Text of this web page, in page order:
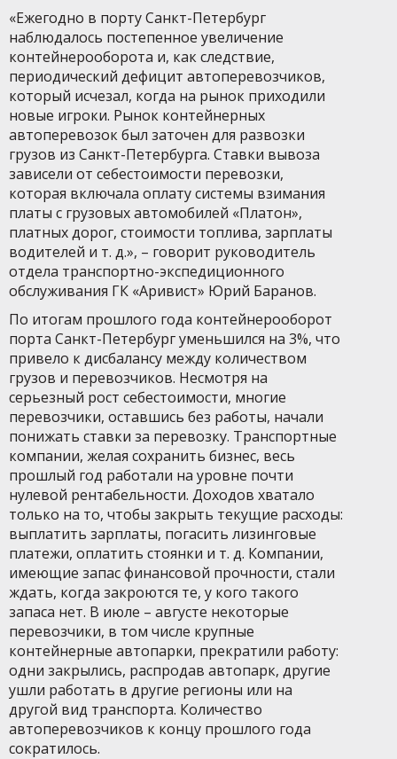
«Ежегодно в порту Санкт-Петербург
наблюдалось постепенное увеличение
контейнерооборота и, как следствие,
периодический дефицит автоперевозчиков,
который исчезал, когда на рынок приходили
новые игроки. Рынок контейнерных
автоперевозок был заточен для развозки
грузов из Санкт-Петербурга. Ставки вывоза
зависели от себестоимости перевозки,
которая включала оплату системы взимания
платы с грузовых автомобилей «Платон»,
платных дорог, стоимости топлива, зарплаты
водителей и т. д.», – говорит руководитель
отдела транспортно-экспедиционного
обслуживания ГК «Аривист» Юрий Баранов.
По итогам прошлого года контейнерооборот
порта Санкт-Петербург уменьшился на 3%, что
привело к дисбалансу между количеством
грузов и перевозчиков. Несмотря на
серьезный рост себестоимости, многие
перевозчики, оставшись без работы, начали
понижать ставки за перевозку. Транспортные
компании, желая сохранить бизнес, весь
прошлый год работали на уровне почти
нулевой рентабельности. Доходов хватало
только на то, чтобы закрыть текущие расходы:
выплатить зарплаты, погасить лизинговые
платежи, оплатить стоянки и т. д. Компании,
имеющие запас финансовой прочности, стали
ждать, когда закроются те, у кого такого
запаса нет. В июле – августе некоторые
перевозчики, в том числе крупные
контейнерные автопарки, прекратили работу:
одни закрылись, распродав автопарк, другие
ушли работать в другие регионы или на
другой вид транспорта. Количество
автоперевозчиков к концу прошлого года
сократилось.